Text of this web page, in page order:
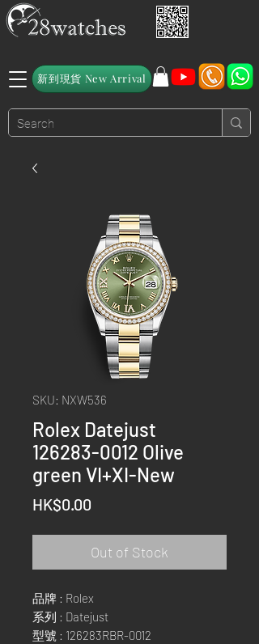
新到現貨 New Arrival
SKU: NXW536
Rolex Datejust
126283-0012 Olive
green VI+XI-New
HK$0.00
Out of Stock
品牌 : Rolex
系列 : Datejust
型號 : 126283RBR-0012